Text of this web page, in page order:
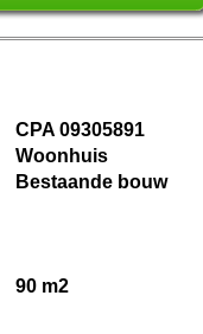
CPA 09305891
Woonhuis
Bestaande bouw
90 m2